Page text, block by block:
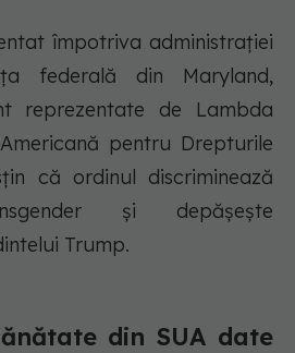
împotriva administrației
federală din Maryland,
reprezentate de Lambda
pentru Drepturile
că ordinul discriminează
și depășește
Trump.
din SUA date